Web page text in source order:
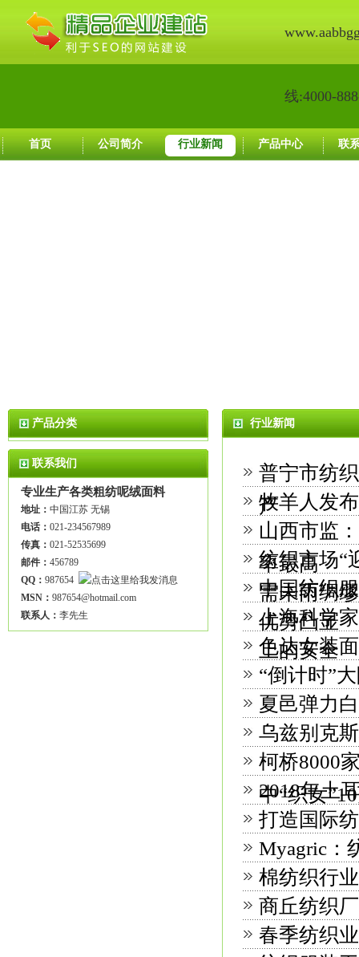
线:4000-
首页 公司简介 行业新闻 产品中心 联
产品分类
联系我们
专业生产各类粗纺呢绒面料
地址： 中国江苏 无锡
电话： 021-234567989
传真： 021-52535699
邮件： 456789
QQ： 987654
MSN： 987654@hotmail.com
联系人： 李先生
行业新闻
普宁市纺
产
牧羊人发
山西市监
率最高
纺织市场“
需未雨绸
中国纺织
优势凸显
上海科学
上的安全
色达女装
“倒计时”
夏邑弹力
乌兹别克
柯桥8000
中“织女
2018年土
打造国际
Myagric：
棉纺织行
商丘纺织
春季纺织